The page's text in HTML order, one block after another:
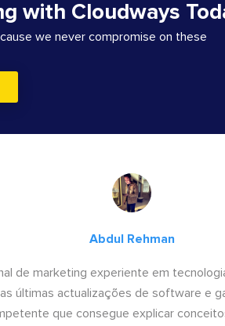
with Cloudways
we never compromise on these
Abdul Rehman
de marketing experiente em
últimas actualizações de software e
que consegue explicar